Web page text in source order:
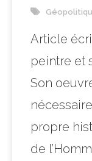
Article
peintre et
Son
propre
de